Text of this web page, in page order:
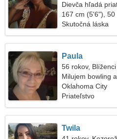
Dievča hľadá
167 cm (5'6"), 50
Skutočná láska
Paula
56 rokov, Blíženci
Milujem bowling
Oklahoma City
Priateľstvo
Twila